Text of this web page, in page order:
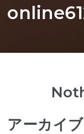
アーカイブ